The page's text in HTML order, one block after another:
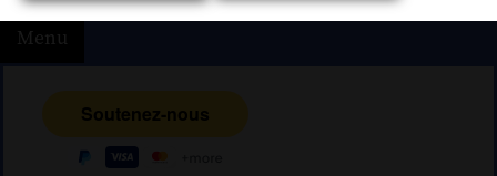
Menu